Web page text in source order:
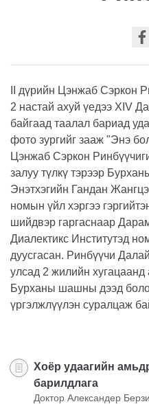
II дүрийн Цэнжаб Сэркон
2 настай ахуй үедээ XIV
байгаад таалал бариад
фото зургийг зааж "Энэ
Цэнжаб Сэркон
залуу түлкү тэрээр
Энэтхэгийн Гандан
номын үйл хэргээ
шийдвэр гаргаснаар
Диалектикс Институтэд
дуусгасан. Ринбүүчи
улсад 2 жилийн хугацаанд
Бурханы шашны дээд
үргэлжлүүлэн суралцаж
Хоёр удаагийн
барилдлага
Доктор Александер